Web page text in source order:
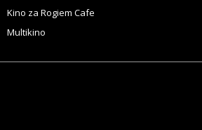
Kino za Rogiem Cafe
Multikino